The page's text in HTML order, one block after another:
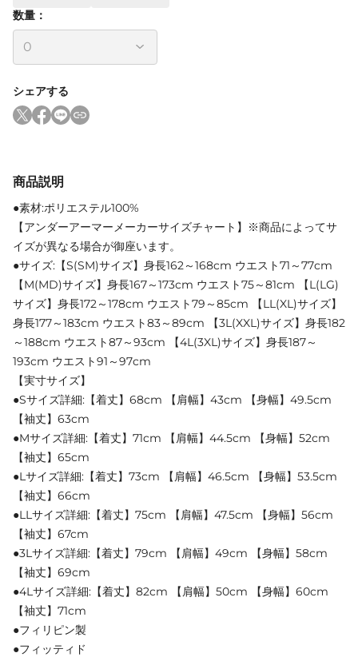
数量：
シェアする
商品説明
●素材:ポリエステル100%
【アンダーアーマーメーカーサイズチャート】※商品によってサ
イズが異なる場合が御座います。
●サイズ:【S(SM)サイズ】身長162～168cm ウエスト71～77cm
【M(MD)サイズ】身長167～173cm ウエスト75～81cm 【L(LG)
サイズ】身長172～178cm ウエスト79～85cm 【LL(XL)サイズ】
身長177～183cm ウエスト83～89cm 【3L(XXL)サイズ】身長182
～188cm ウエスト87～93cm 【4L(3XL)サイズ】身長187～
193cm ウエスト91～97cm
【実寸サイズ】
●Sサイズ詳細:【着丈】68cm 【肩幅】43cm 【身幅】49.5cm
【袖丈】63cm
●Mサイズ詳細:【着丈】71cm 【肩幅】44.5cm 【身幅】52cm
【袖丈】65cm
●Lサイズ詳細:【着丈】73cm 【肩幅】46.5cm 【身幅】53.5cm
【袖丈】66cm
●LLサイズ詳細:【着丈】75cm 【肩幅】47.5cm 【身幅】56cm
【袖丈】67cm
●3Lサイズ詳細:【着丈】79cm 【肩幅】49cm 【身幅】58cm
【袖丈】69cm
●4Lサイズ詳細:【着丈】82cm 【肩幅】50cm 【身幅】60cm
【袖丈】71cm
●フィリピン製
●フィッティド